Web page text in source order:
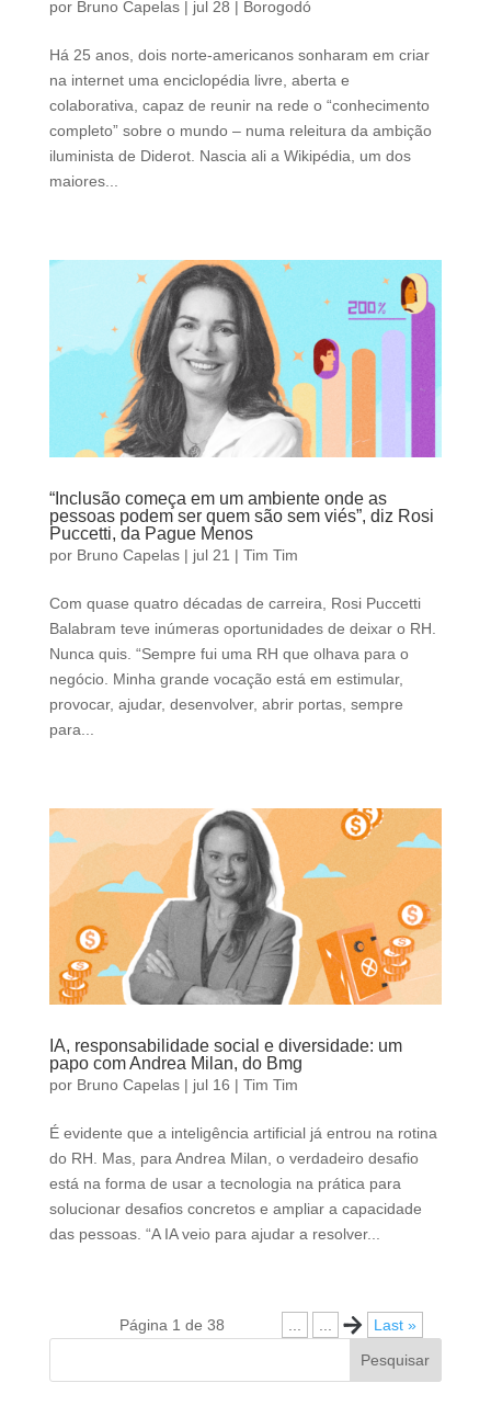
por Bruno Capelas| jul 28 | Borogodó
Há 25 anos, dois norte-americanos sonharam em criar
na internet uma enciclopédia livre, aberta e
colaborativa, capaz de reunir na rede o “conhecimento
completo” sobre o mundo – numa releitura da ambição
iluminista de Diderot. Nascia ali a Wikipédia, um dos
maiores...
“Inclusão começa em um ambiente onde as
pessoas podem ser quem são sem viés”, diz Rosi
Puccetti, da Pague Menos
por Bruno Capelas| jul 21 | Tim Tim
Com quase quatro décadas de carreira, Rosi Puccetti
Balabram teve inúmeras oportunidades de deixar o RH.
Nunca quis. “Sempre fui uma RH que olhava para o
negócio. Minha grande vocação está em estimular,
provocar, ajudar, desenvolver, abrir portas, sempre
para...
IA, responsabilidade social e diversidade: um
papo com Andrea Milan, do Bmg
por Bruno Capelas| jul 16 | Tim Tim
É evidente que a inteligência artificial já entrou na rotina
do RH. Mas, para Andrea Milan, o verdadeiro desafio
está na forma de usar a tecnologia na prática para
solucionar desafios concretos e ampliar a capacidade
das pessoas. “A IA veio para ajudar a resolver...
Página 1 de 38 »
Last »
Pesquisar